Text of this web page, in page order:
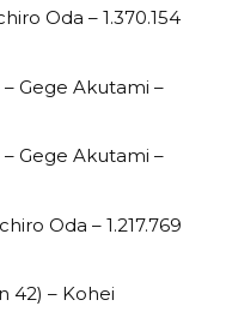
Oda – 1.370.154
Gege Akutami –
Gege Akutami –
Oda – 1.217.769
42) – Kohei